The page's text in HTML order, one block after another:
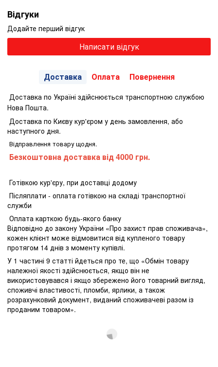
Відгуки
Додайте перший відгук
Написати відгук
Доставка Оплата Повернення
Доставка по Україні здійснюється транспортною службою
Нова Пошта.
Доставка по Києву кур'єром у день замовлення, або
наступного дня.
Відправлення товару щодня.
Безкоштовна доставка від 4000 грн.
Готівкою кур'єру, при доставці додому
Післяплати - оплата готівкою на складі транспортної
служби
Оплата карткою будь-якого банку
Відповідно до закону України «Про захист прав споживача»,
кожен клієнт може відмовитися від купленого товару
протягом 14 днів з моменту купівлі.
У 1 частині 9 статті йдеться про те, що «Обмін товару
належної якості здійснюється, якщо він не
використовувався і якщо збережено його товарний вигляд,
споживчі властивості, пломби, ярлики, а також
розрахунковий документ, виданий споживачеві разом із
проданим товаром».